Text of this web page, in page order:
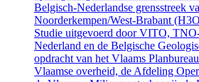
Belgisch-Nederlandse grensstreek
Noorderkempen/West-Brabant
Studie uitgevoerd door VITO,
Nederland en de Belgische
opdracht van het Vlaams
Vlaamse overheid, de Afdeling